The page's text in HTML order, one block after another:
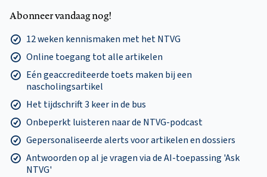
Abonneer vandaag nog!
12 weken kennismaken met het NTVG
Online toegang tot alle artikelen
Eén geaccrediteerde toets maken bij een
nascholingsartikel
Het tijdschrift 3 keer in de bus
Onbeperkt luisteren naar de NTVG-podcast
Gepersonaliseerde alerts voor artikelen en dossiers
Antwoorden op al je vragen via de AI-toepassing 'Ask
NTVG'